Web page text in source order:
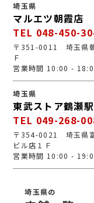
埼玉県
マルエツ朝霞店
TEL 048-450-
〒351-0011 埼玉県
Ｆ
営業時間 10:00 -
埼玉県
東武ストア鶴瀬
TEL 049-268-
〒354-0021 埼玉県
ビル店１Ｆ
営業時間 10:00 -
埼玉県の